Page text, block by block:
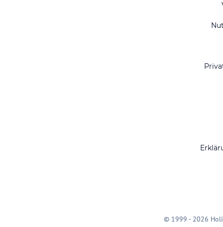
© 1999 - 2026